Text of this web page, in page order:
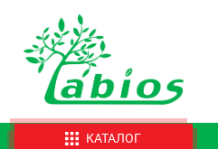
КАТАЛОГ